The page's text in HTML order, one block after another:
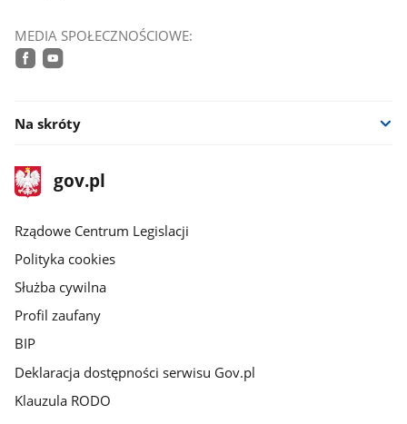
MEDIA SPOŁECZNOŚCIOWE:
Na skróty
stopka
gov.plStrona
gov.pl
Rządowe Centrum Legislacji
Polityka cookies
Służba cywilna
Profil zaufany
BIP
Deklaracja dostępności serwisu Gov.pl
Klauzula RODO